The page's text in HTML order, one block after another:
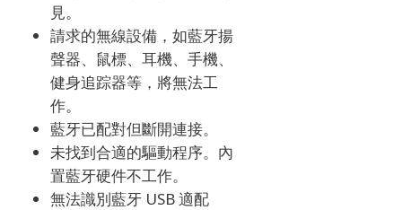
見。
請求的無線設備，如藍牙揚
聲器、鼠標、耳機、手機、
健身追踪器等，將無法工
作。
藍牙已配對但斷開連接。
未找到合適的驅動程序。 內
置藍牙硬件不工作。
無法識別藍牙 USB 適配